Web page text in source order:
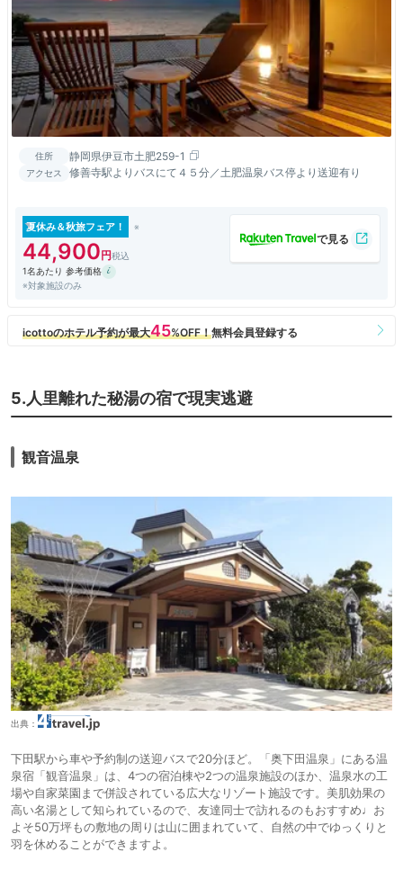
住所 静岡県伊豆市土肥259-1
アクセス 修善寺駅よりバスにて４５分／土肥温泉バス停より送迎有り
夏休み＆秋旅フェア！
44,900
1名あたり 参考価格
※対象施設のみ
5.人里離れた秘湯の宿で現実逃避
観音温泉
出典：
下田駅から車や予約制の送迎バスで20分ほど。「奥下田温泉」にある温
泉宿「観音温泉」は、4つの宿泊棟や2つの温泉施設のほか、温泉水の工
場や自家菜園まで併設されている広大なリゾート施設です。美肌効果の
高い名湯として知られているので、友達同士で訪れるのもおすすめ♩お
よそ50万坪もの敷地の周りは山に囲まれていて、自然の中でゆっくりと
羽を休めることができますよ。